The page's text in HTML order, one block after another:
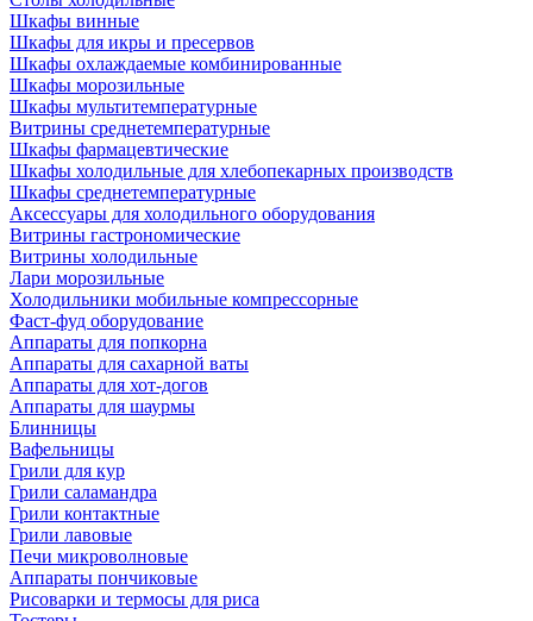
Шкафы винные
Шкафы для икры и пресервов
Шкафы охлаждаемые комбинированные
Шкафы морозильные
Шкафы мультитемпературные
Витрины среднетемпературные
Шкафы фармацевтические
Шкафы холодильные для хлебопекарных производств
Шкафы среднетемпературные
Аксессуары для холодильного оборудования
Витрины гастрономические
Витрины холодильные
Лари морозильные
Холодильники мобильные компрессорные
Фаст-фуд оборудование
Аппараты для попкорна
Аппараты для сахарной ваты
Аппараты для хот-догов
Аппараты для шаурмы
Блинницы
Вафельницы
Грили для кур
Грили саламандра
Грили контактные
Грили лавовые
Печи микроволновые
Аппараты пончиковые
Рисоварки и термосы для риса